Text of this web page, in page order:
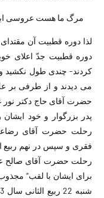
مرگ ما هست
لذا دوره قطبیت آن
دوره قطبیت جدّ اعلای
کردند- چندی طول نکشید و
می دیدند و از طرفی بر
حضرت آقای حاج دکتر نور
پدر بزرگوار و خود ایشان
رحلت حضرت آقای
رحلت حضرت آقای صالح
برای ایشان با لقب”